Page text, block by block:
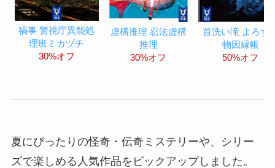
禍事 警視庁異能処
理班ミカヅチ
30%オフ
虚構推理 忍法虚構
推理
30%オフ
首洗い滝 よろず
物因縁帳
50%オフ
夏にぴったりの怪奇・伝奇ミステリーや、シリー
ズで楽しめる人気作品をピックアップしました。